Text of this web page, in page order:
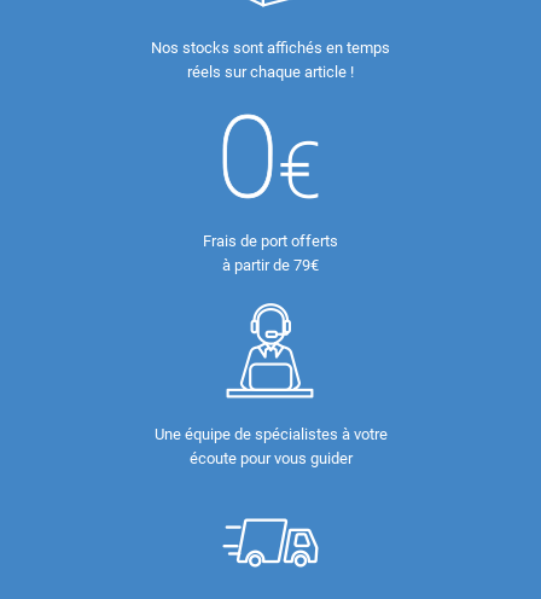
Nos stocks sont affichés en temps
réels sur chaque article !
Frais de port offerts
à partir de 79€
Une équipe de spécialistes à votre
écoute pour vous guider